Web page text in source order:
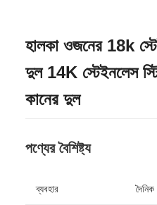
হালকা ওজনের 18k
দুল 14K স্টেইনলেস
কানের দুল
পণ্যের বৈশিষ্ট্য
ব্যবহার দৈনিক